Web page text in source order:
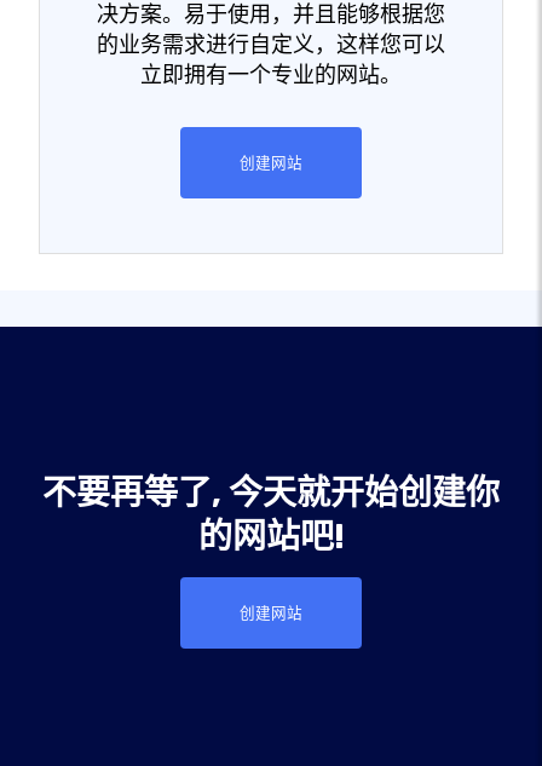
决方案。易于使用，并且能够根据您
的业务需求进行自定义，这样您可以
立即拥有一个专业的网站。
创建网站
不要再等了, 今天就开始创建你
的网站吧!
创建网站